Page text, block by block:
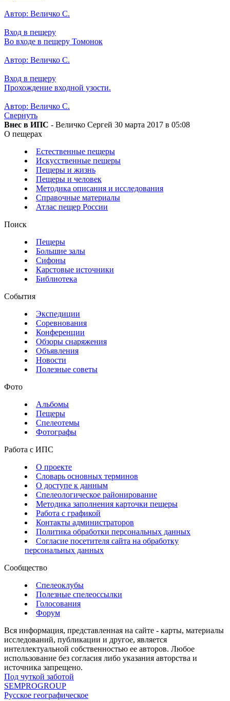
Автор: Величко С.
Вход в пещеру
Во входе в пещеру Томонок
Автор: Величко С.
Вход в пещеру
Прохождение входной узости.
Автор: Величко С.
Свернуть
Внес в ИПС - Величко Сергей 30 марта 2017 в 05:08
О пещерах
Естественные пещеры
Искусственные пещеры
Пещеры и жизнь
Пещеры и человек
Методика описания и исследования
Справочные материалы
Атлас пещер России
Поиск
Пещеры
Большие залы
Сифоны
Карстовые источники
Библиотека
События
Экспедиции
Соревнования
Конференции
Обзоры снаряжения
Объявления
Новости
Полезные советы
Фото
Альбомы
Пещеры
Спелеотемы
Фотографы
Работа с ИПС
О проекте
Словарь основных терминов
О доступе к данным
Спелеологическое районирование
Методика заполнения карточки пещеры
Работа с графикой
Контакты администраторов
Политика обработки персональных данных
Согласие посетителя сайта на обработку
персональных данных
Сообщество
Спелеоклубы
Полезные спелеоссылки
Голосования
Форум
Вся информация, представленная на сайте - карты, материалы
исследований, публикации и другое, является
интеллектуальной собственностью ее авторов. Любое
использование без согласия либо указания авторства и
источника запрещено.
Под чуткой заботой
SEMPROGROUP
Русское географическое